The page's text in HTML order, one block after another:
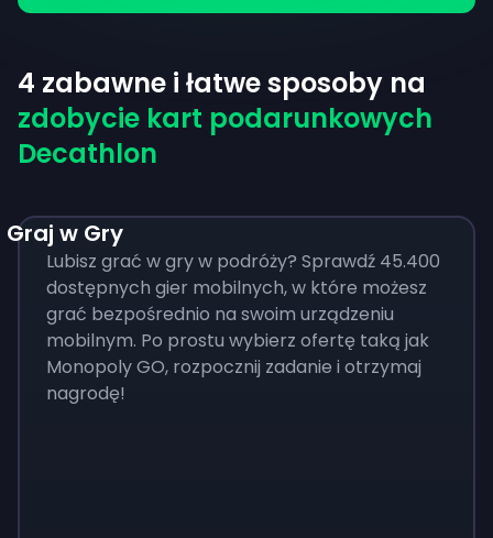
4 zabawne i łatwe sposoby na
zdobycie kart podarunkowych
Decathlon
Graj w Gry
Lubisz grać w gry w podróży? Sprawdź 45.400
dostępnych gier mobilnych, w które możesz
grać bezpośrednio na swoim urządzeniu
mobilnym. Po prostu wybierz ofertę taką jak
Monopoly GO, rozpocznij zadanie i otrzymaj
nagrodę!